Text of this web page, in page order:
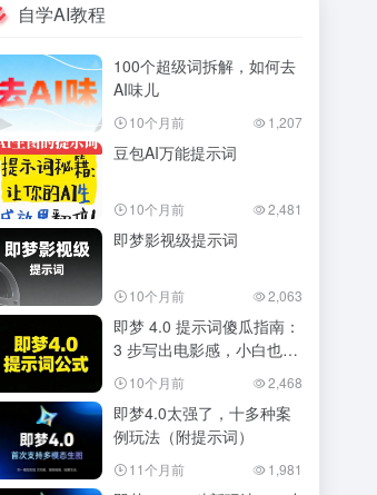
自学AI教程
100个超级词拆解，如何去
AI味儿
10个月前 1,207
豆包AI万能提示词
10个月前 2,481
即梦影视级提示词
10个月前 2,063
即梦 4.0 提示词傻瓜指南：
3 步写出电影感，小白也能
秒会10个月前 2,468
即梦4.0太强了，十多种案
例玩法（附提示词）
11个月前 1,981